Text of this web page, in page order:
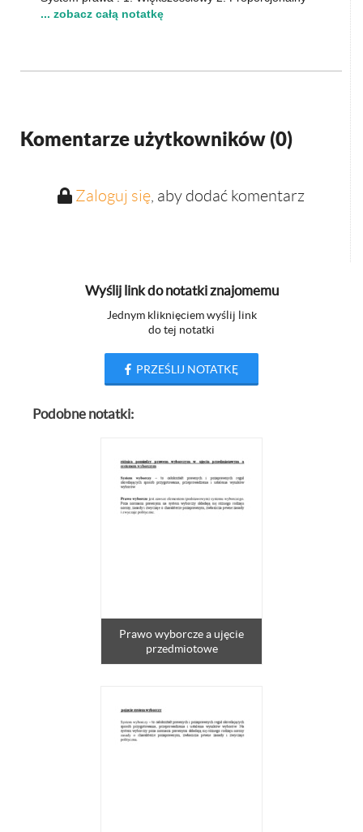
... zobacz całą notatkę
Komentarze użytkowników (0)
Zaloguj się, aby dodać komentarz
Wyślij link do notatki znajomemu
Jednym kliknięciem wyślij link
do tej notatki
PRZEŚLIJ NOTATKĘ
Podobne notatki:
Prawo wyborcze a ujęcie
przedmiotowe